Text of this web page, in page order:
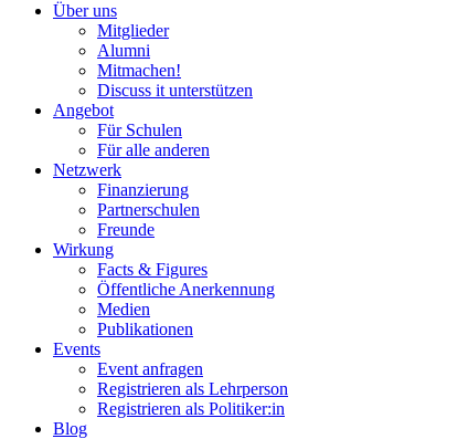
Über uns
Mitglieder
Alumni
Mitmachen!
Discuss it unterstützen
Angebot
Für Schulen
Für alle anderen
Netzwerk
Finanzierung
Partnerschulen
Freunde
Wirkung
Facts & Figures
Öffentliche Anerkennung
Medien
Publikationen
Events
Event anfragen
Registrieren als Lehrperson
Registrieren als Politiker:in
Blog